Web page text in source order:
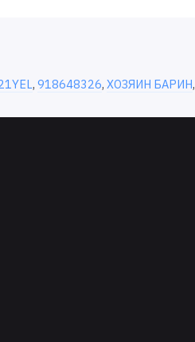
, 918648326, ХОЗЯИН БАРИН,